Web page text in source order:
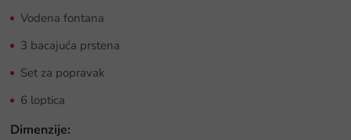
Vodena fontana
3 bacajuća prstena
Set za popravak
6 loptica
Dimenzije: